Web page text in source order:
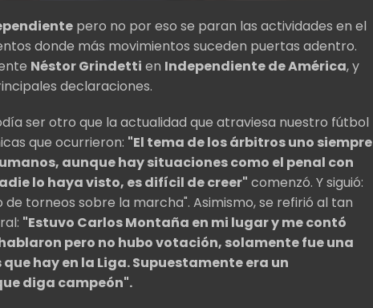
pero no por eso se paran las actividades en el
donde más movimientos suceden puertas adentro.
Néstor Grindetti en Independiente de América, y
declaraciones.
ser otro que la actualidad que atraviesa nuestro fútbol
que ocurrieron: "El tema de los árbitros uno siempre
aunque hay situaciones como el penal con
lo haya visto, es difícil de creer" comenzó. Y siguió:
torneos sobre la marcha". Asimismo, se refirió al tan
"Estuvo Carlos Montaña en mi lugar y me contó
pero no hubo votación, solamente fue una
hay en la Liga. Supuestamente era un
diga campeón".